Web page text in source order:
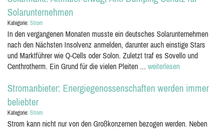
Solarunternehmen
Kategorie: Strom
In den vergangenen Monaten musste ein deutsches Solarunternehmen
nach den Nächsten Insolvenz anmelden, darunter auch einstige Stars
und Marktführer wie Q-Cells oder Solon. Zuletzt traf es Sovello und
Centhrotherm. Ein Grund für die vielen Pleiten ... weiterlesen
Stromanbieter: Energiegenossenschaften werden immer
beliebter
Kategorie: Strom
Strom kann nicht nur von den Großkonzernen bezogen werden. Neben